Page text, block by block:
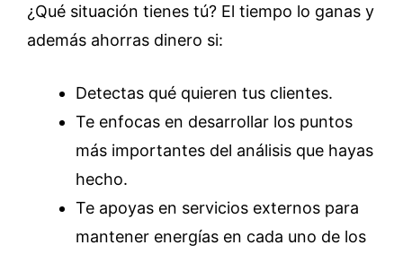
¿Qué situación tienes tú? El tiempo lo ganas y
además ahorras dinero si:
Detectas qué quieren tus clientes.
Te enfocas en desarrollar los puntos
más importantes del análisis que hayas
hecho.
Te apoyas en servicios externos para
mantener energías en cada uno de los